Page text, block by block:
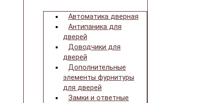
Автоматика дверная
Антипаника для
дверей
Доводчики для
дверей
Дополнительные
элементы фурнитуры
для дверей
Замки и ответные